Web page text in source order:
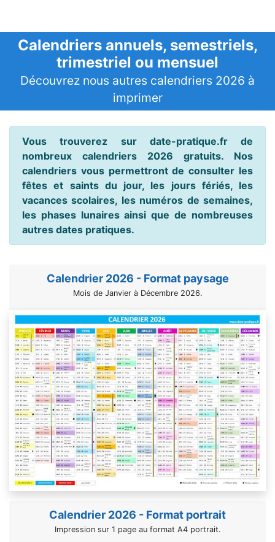
Calendriers annuels, semestriels,
trimestriel ou mensuel
Découvrez nous autres calendriers 2026 à
imprimer
Vous trouverez sur date-pratique.fr de
nombreux calendriers 2026 gratuits. Nos
calendriers vous permettront de consulter les
fêtes et saints du jour, les jours fériés, les
vacances scolaires, les numéros de semaines,
les phases lunaires ainsi que de nombreuses
autres dates pratiques.
Calendrier 2026 - Format paysage
Mois de Janvier à Décembre 2026.
Calendrier 2026 - Format portrait
Impression sur 1 page au format A4 portrait.